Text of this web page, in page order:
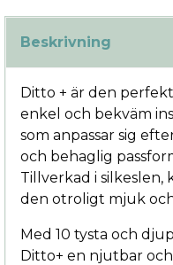
Beskrivning
Ditto + är den
enkel och bekväm
som anpassar sig
och behaglig
Tillverkad i silkeslen,
den otroligt mjuk
Med 10 tysta och
Ditto+ en njutbar